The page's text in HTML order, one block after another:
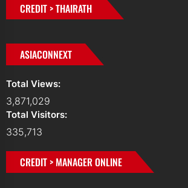
CREDIT > THAIRATH
ASIACONNEXT
Total Views:
3,871,029
Total Visitors:
335,713
CREDIT > MANAGER ONLINE